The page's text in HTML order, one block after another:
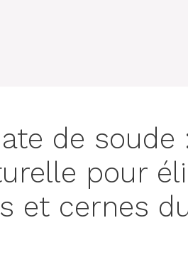
de soude
pour
et cernes